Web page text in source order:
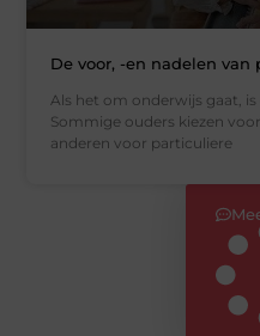
De voor, -en nadelen
Als het om onderwijs gaat,
Sommige ouders kiezen
anderen voor particuliere